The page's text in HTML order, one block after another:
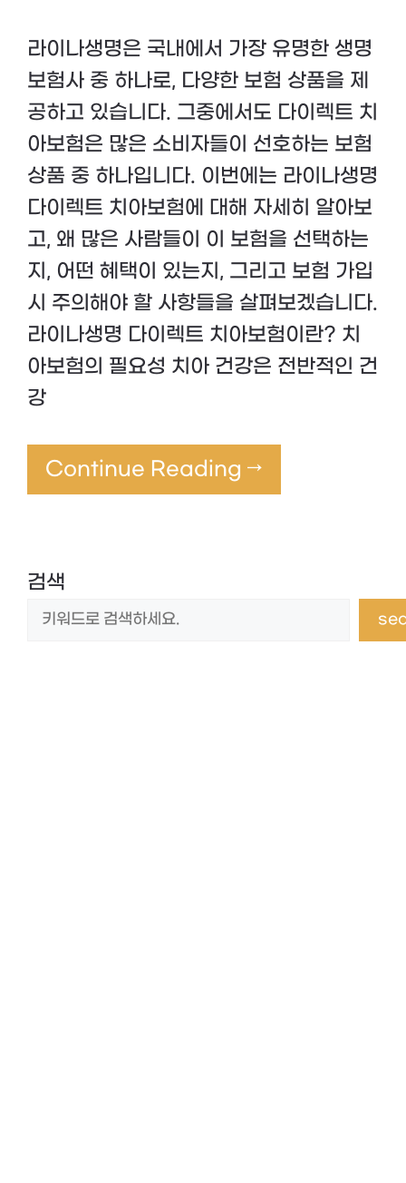
라이나생명은 국내에서 가장 유명한 생명
보험사 중 하나로, 다양한 보험 상품을 제
공하고 있습니다. 그중에서도 다이렉트 치
아보험은 많은 소비자들이 선호하는 보험
상품 중 하나입니다. 이번에는 라이나생명
다이렉트 치아보험에 대해 자세히 알아보
고, 왜 많은 사람들이 이 보험을 선택하는
지, 어떤 혜택이 있는지, 그리고 보험 가입
시 주의해야 할 사항들을 살펴보겠습니다.
라이나생명 다이렉트 치아보험이란? 치
아보험의 필요성 치아 건강은 전반적인 건
강
Continue Reading →
검색